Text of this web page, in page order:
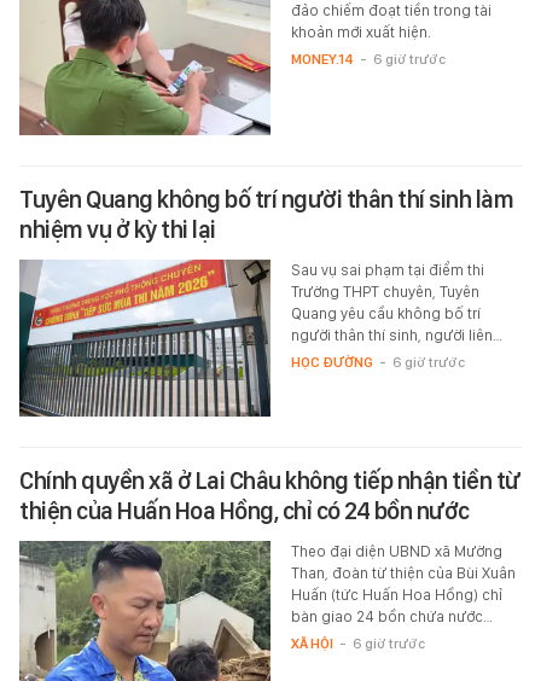
đảo chiếm đoạt tiền trong tài
khoản mới xuất hiện.
MONEY.14 - 6 giờ trước
Tuyên Quang không bố trí người thân thí sinh làm
nhiệm vụ ở kỳ thi lại
Sau vụ sai phạm tại điểm thi
Trường THPT chuyên, Tuyên
Quang yêu cầu không bố trí
người thân thí sinh, người liên…
HỌC ĐƯỜNG - 6 giờ trước
Chính quyền xã ở Lai Châu không tiếp nhận tiền từ
thiện của Huấn Hoa Hồng, chỉ có 24 bồn nước
Theo đại diện UBND xã Mường
Than, đoàn từ thiện của Bùi Xuân
Huấn (tức Huấn Hoa Hồng) chỉ
bàn giao 24 bồn chứa nước…
XÃ HỘI - 6 giờ trước